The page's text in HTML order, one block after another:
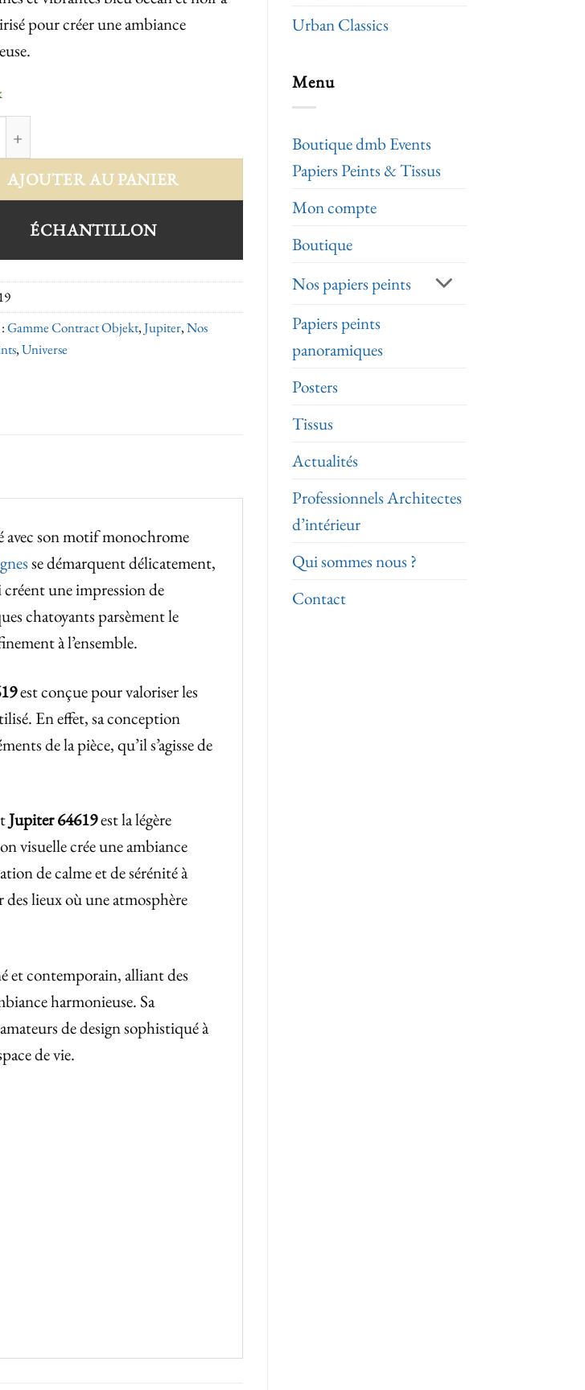
Urban Classics
Menu
Boutique dmb Events
Papiers Peints & Tissus
Mon compte
Boutique
Nos papiers peints
Papiers peints
panoramiques
Posters
Tissus
Actualités
Professionnels Architectes
d’intérieur
Qui sommes nous ?
Contact
pour créer une ambiance
Jupiter 64619
AJOUTER AU PANIER
ÉCHANTILLON
Gamme Contract Objekt,Jupiter,Nos
,Universe
avec son motif monochrome
se démarquent délicatement,
créent une impression de
chatoyants parsèment le
à l’ensemble.
est conçue pour valoriser les
En effet, sa conception
de la pièce, qu’il s’agisse de
Jupiter 64619est la légère
visuelle crée une ambiance
de calme et de sérénité à
lieux où une atmosphère
et contemporain, alliant des
harmonieuse. Sa
de design sophistiqué à
de vie.